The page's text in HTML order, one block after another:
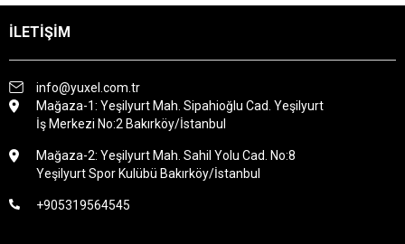
İLETİŞİM
info@yuxel.com.tr
Mağaza-1: Yeşilyurt Mah. Sipahioğlu Cad. Yeşilyurt
İş Merkezi No:2 Bakırköy/İstanbul
Mağaza-2: Yeşilyurt Mah. Sahil Yolu Cad. No:8
Yeşilyurt Spor Kulübü Bakırköy/İstanbul
+905319564545